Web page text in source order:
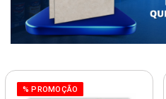
% PROMOÇÃO